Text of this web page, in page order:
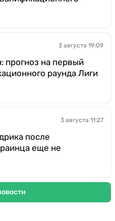
3 августа 19:09
прогноз на первый
раунда Лиги
3 августа 11:27
после
еще не